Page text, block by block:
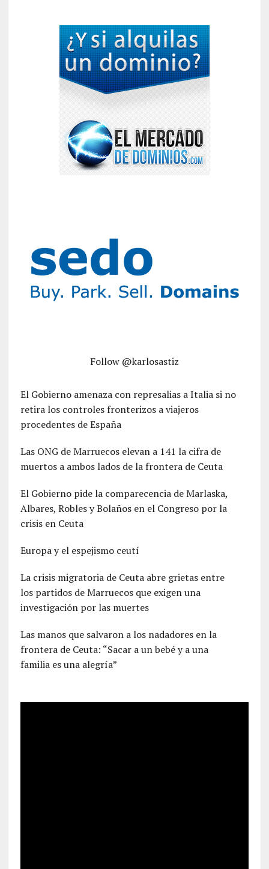
Follow @karlosastiz
El Gobierno amenaza con represalias a Italia si no
retira los controles fronterizos a viajeros
procedentes de España
Las ONG de Marruecos elevan a 141 la cifra de
muertos a ambos lados de la frontera de Ceuta
El Gobierno pide la comparecencia de Marlaska,
Albares, Robles y Bolaños en el Congreso por la
crisis en Ceuta
Europa y el espejismo ceutí
La crisis migratoria de Ceuta abre grietas entre
los partidos de Marruecos que exigen una
investigación por las muertes
Las manos que salvaron a los nadadores en la
frontera de Ceuta: “Sacar a un bebé y a una
familia es una alegría”